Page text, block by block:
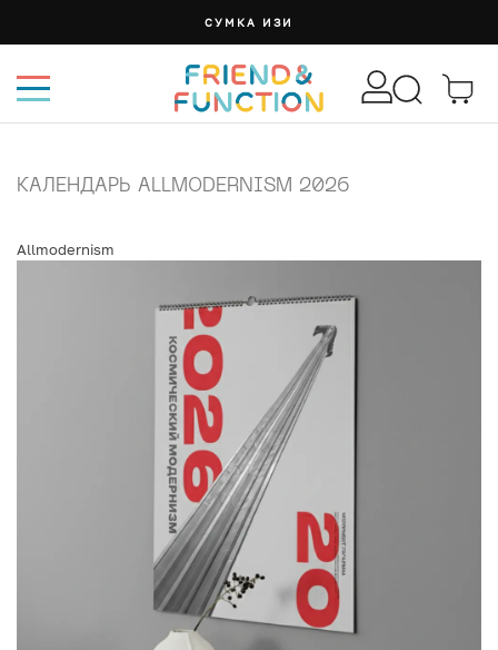
СУМКА ИЗИ
КАЛЕНДАРЬ ALLMODERNISM 2026
Allmodernism